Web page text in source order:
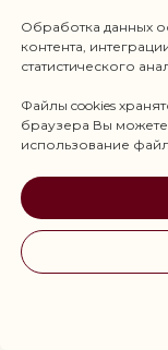
Обработка данных
контента,
статистического
Файлы cookies
браузера Вы можете
использование
«Я
больше